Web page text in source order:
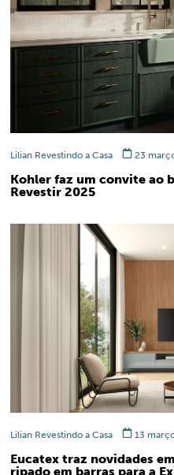
Lilian Revestindo a Casa 23
Kohler faz um convite ao
Revestir 2025
Lilian Revestindo a Casa 13
Eucatex traz novidades
ripado em barras para a